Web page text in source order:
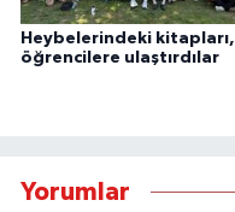
Heybelerindeki kitapları,
öğrencilere ulaştırdılar
Yorumlar